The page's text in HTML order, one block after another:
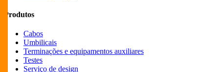
Produtos
Cabos
Umbilicais
Terminações e equipamentos auxiliares
Testes
Serviço de design